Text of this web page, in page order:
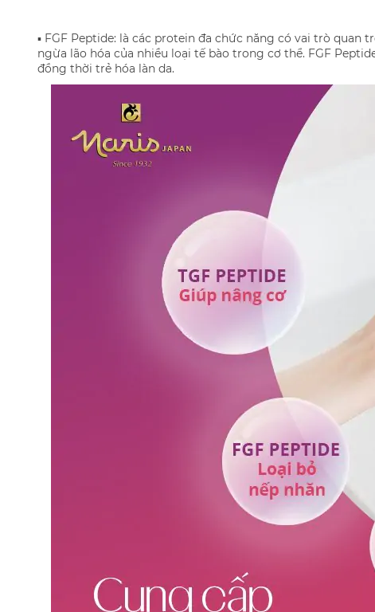
▪️ FGF Peptide: là các protein đa chức năng có vai trò
ngừa lão hóa của nhiều loại tế bào trong cơ thể. FGF
đồng thời trẻ hóa làn da.